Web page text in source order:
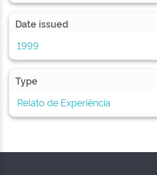
Date issued
1999
Type
Relato de Experiência